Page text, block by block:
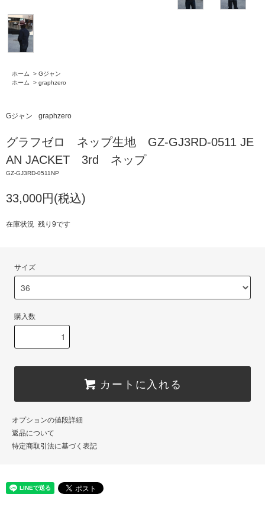
ホーム > Gジャン
ホーム
> graphzero
Gジャン graphzero
グラフゼロ ネップ生地 GZ-GJ3RD-0511 JE
AN JACKET 3rd ネップ
GZ-GJ3RD-0511NP
33,000円(税込)
在庫状況 残り9です
サイズ
購入数
カートに入れる
オプションの値段詳細
返品について
特定商取引法に基づく表記